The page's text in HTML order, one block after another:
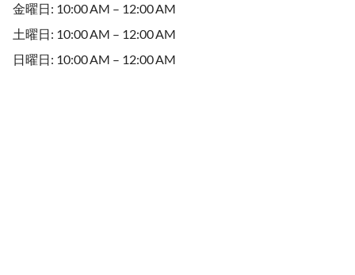
金曜日: 10:00 AM – 12:00 AM
土曜日: 10:00 AM – 12:00 AM
日曜日: 10:00 AM – 12:00 AM